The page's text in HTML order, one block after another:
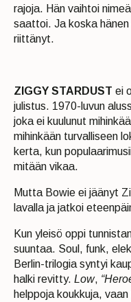
rajoja. Hän vaihtoi
saattoi. Ja koska
riittänyt.
ZIGGY STARDUST ei
julistus. 1970-luvun
joka ei kuulunut
mihinkään turvalliseen
kerta, kun
mitään vikaa.
Mutta Bowie ei jäänyt
lavalla ja jatkoi
Kun yleisö oppi
suuntaa. Soul, funk,
Berlin-trilogia syntyi
halki revitty. Low,
helppoja koukkuja,